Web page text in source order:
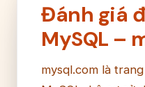
Đánh giá
MySQL –
mysql.com là